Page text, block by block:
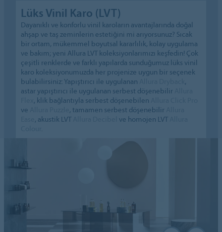
Lüks Vinil Karo (LVT)
Dayanıklı ve konforlu vinil karoların avantajlarında doğal
ahşap ve taş zeminlerin estetiğini mi arıyorsunuz? Sıcak
bir ortam, mükemmel boyutsal kararlılık, kolay uygulama
ve bakım; yeni Allura LVT koleksiyonlarımızı keşfedin! Çok
çeşitli renklerde ve farklı yapılarda sunduğumuz lüks vinil
karo koleksiyonumuzda her projenize uygun bir seçenek
bulabilirsiniz: Yapıştırıcı ile uygulanan
,
astar yapıştırıcı ile uygulanan serbest döşenebilir
, klik bağlantıyla serbest döşenebilen
ve
, tamamen serbest döşenebilir
, akustik LVT ve homojen LVT